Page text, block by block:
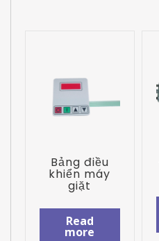
Bảng điều
khiển máy
giặt
Read
more